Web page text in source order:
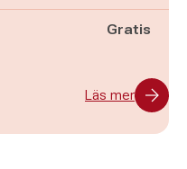
Gratis
Läs mer